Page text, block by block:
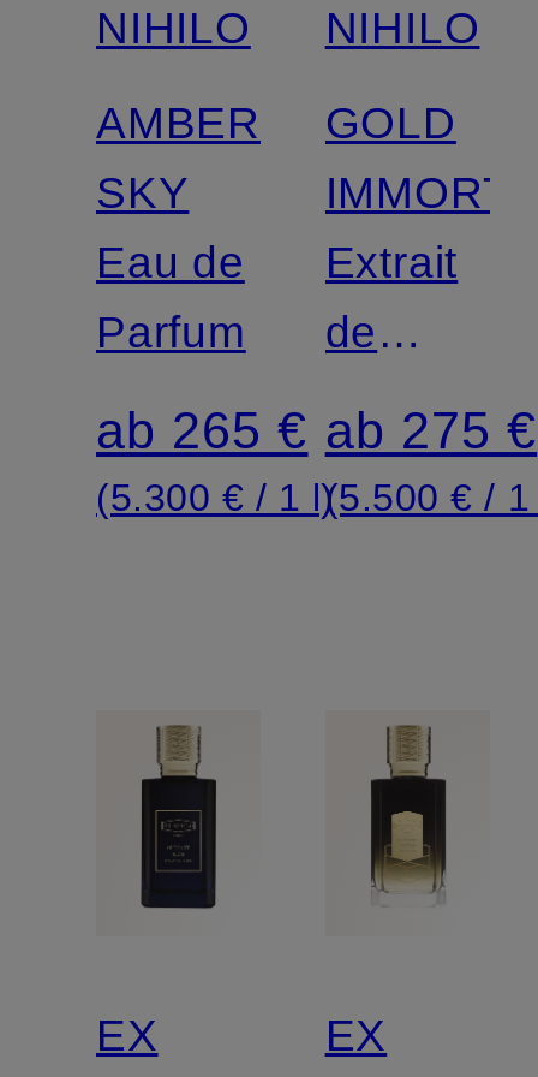
NIHILO
AMBER
SKY
Eau de
Parfum
ab 265 €
(5.300 € / 1 l)
NIHILO
GOLD
Extrait
de
Parfum
ab 275 €
(5.500 € /
EX
EX